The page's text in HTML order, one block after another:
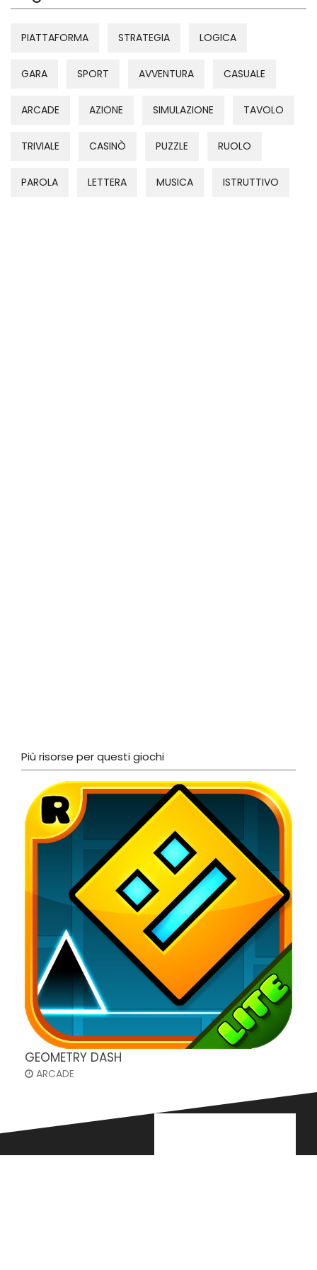
PIATTAFORMA STRATEGIA LOGICA
GARA SPORT AVVENTURA CASUALE
ARCADE AZIONE SIMULAZIONE TAVOLO
TRIVIALE CASINÒ PUZZLE RUOLO
PAROLA LETTERA MUSICA ISTRUTTIVO
Più risorse per questi giochi
GEOMETRY DASH
ARCADE